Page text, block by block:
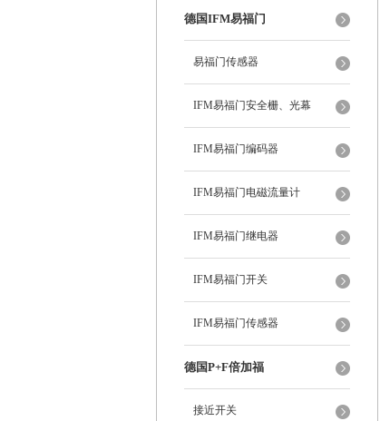
德国IFM易福门
易福门传感器
IFM易福门安全栅、光幕
IFM易福门编码器
IFM易福门电磁流量计
IFM易福门继电器
IFM易福门开关
IFM易福门传感器
德国P+F倍加福
接近开关